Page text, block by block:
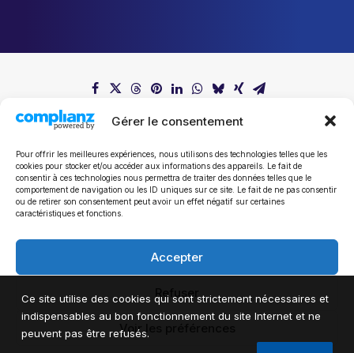
Gérer le consentement
Pour offrir les meilleures expériences, nous utilisons des technologies telles que les
cookies pour stocker et/ou accéder aux informations des appareils. Le fait de
consentir à ces technologies nous permettra de traiter des données telles que le
comportement de navigation ou les ID uniques sur ce site. Le fait de ne pas consentir
ou de retirer son consentement peut avoir un effet négatif sur certaines
caractéristiques et fonctions.
Accepter
Refuser
Voir les préférences
Tous les communiqués de presse
© 2024 Mathieu Michel.Tous droits réservés.
Ce site utilise des cookies qui sont strictement nécessaires et
indispensables au bon fonctionnement du site Internet et ne
peuvent pas être refusés.